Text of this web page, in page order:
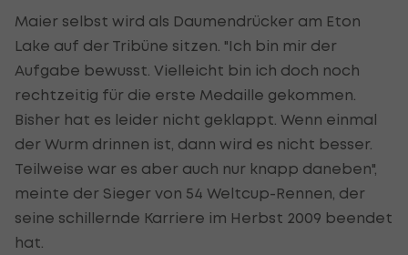
Maier selbst wird als Daumendrücker am Eton
Lake auf der Tribüne sitzen. "Ich bin mir der
Aufgabe bewusst. Vielleicht bin ich doch noch
rechtzeitig für die erste Medaille gekommen.
Bisher hat es leider nicht geklappt. Wenn einmal
der Wurm drinnen ist, dann wird es nicht besser.
Teilweise war es aber auch nur knapp daneben",
meinte der Sieger von 54 Weltcup-Rennen, der
seine schillernde Karriere im Herbst 2009 beendet
hat.